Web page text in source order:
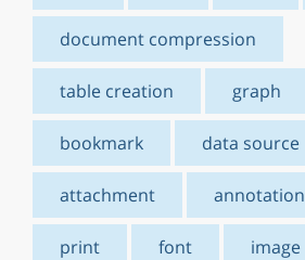
document compression
table creation graph
bookmark data source
attachment annotation
print font image